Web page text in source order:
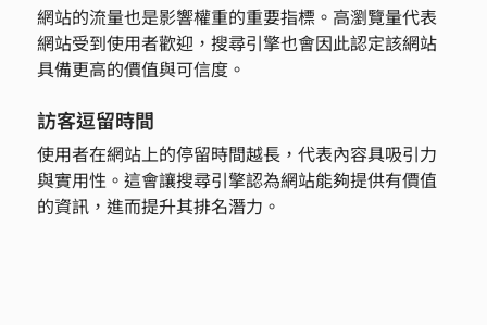
網站的流量也是影響權重的重要指標。高瀏覽量代表
網站受到使用者歡迎，搜尋引擎也會因此認定該網站
具備更高的價值與可信度。
訪客逗留時間
使用者在網站上的停留時間越長，代表內容具吸引力
與實用性。這會讓搜尋引擎認為網站能夠提供有價值
的資訊，進而提升其排名潛力。